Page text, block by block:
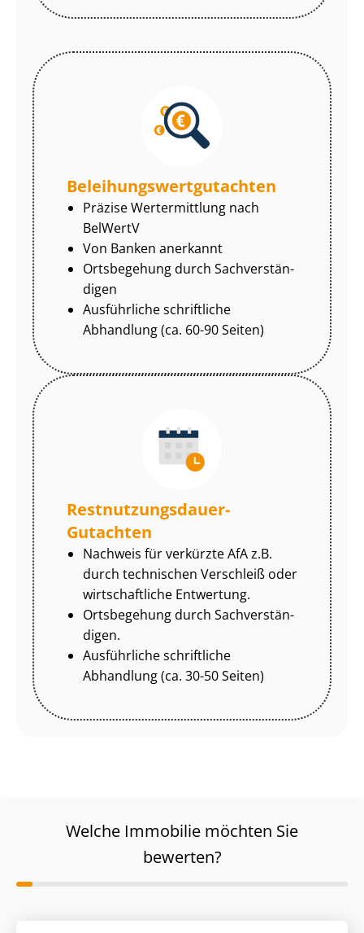
Be­lei­hungs­wert­gut­ach­ten
Präzise Wertermittlung nach
BelWertV
Von Banken anerkannt
Ortsbegehung durch Sach­ver­stän­
di­gen
Ausführliche schriftliche
Abhandlung (ca. 60-90 Seiten)
Rest­nut­zungs­dau­er-
Gutachten
Nachweis für verkürzte AfA z.B.
durch technischen Verschleiß oder
wirtschaftliche Entwertung.
Ortsbegehung durch Sach­ver­stän­
di­gen.
Ausführliche schriftliche
Abhandlung (ca. 30-50 Seiten)
Welche Immobilie möchten Sie
bewerten?